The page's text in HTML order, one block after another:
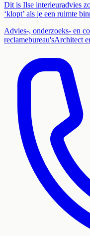
Dit is Ilse interieuradvies
‘klopt’ als je een ruimte
Advies-, onderzoeks- en
reclamebureau'sArchitect